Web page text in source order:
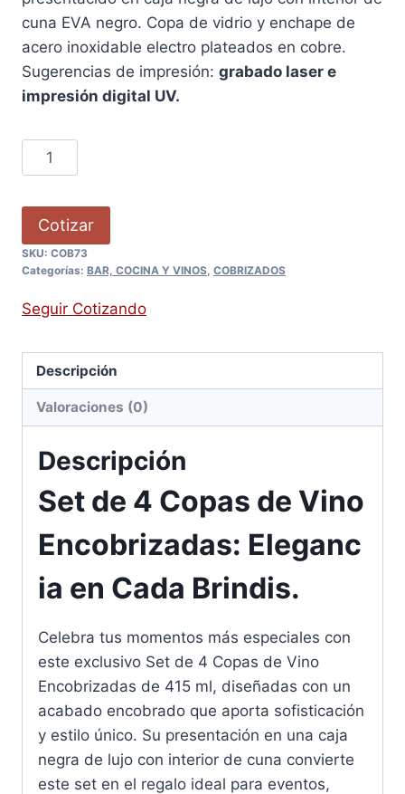
cuna EVA negro. Copa de vidrio y enchape de
acero inoxidable electro plateados en cobre.
Sugerencias de impresión: grabado laser e
impresión digital UV.
Cotizar
SKU: COB73
Categorías: BAR, COCINA Y VINOS, COBRIZADOS
Seguir Cotizando
Descripción
Valoraciones (0)
Descripción
Set de 4 Copas de Vino
Encobrizadas: Eleganc
ia en Cada Brindis.
Celebra tus momentos más especiales con
este exclusivo Set de 4 Copas de Vino
Encobrizadas de 415 ml, diseñadas con un
acabado encobrado que aporta sofisticación
y estilo único. Su presentación en una caja
negra de lujo con interior de cuna convierte
este set en el regalo ideal para eventos,